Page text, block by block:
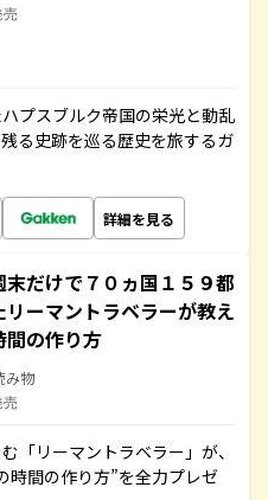
売
プスブルク帝国の栄光と動乱
る史跡を巡る歴史を旅するガ
詳細を見る
だけで７０ヵ国１５９都
ーマントラベラーが教え
間の作り方
み物
売
「リーマントラベラー」が、
時間の作り方”を全力プレゼ